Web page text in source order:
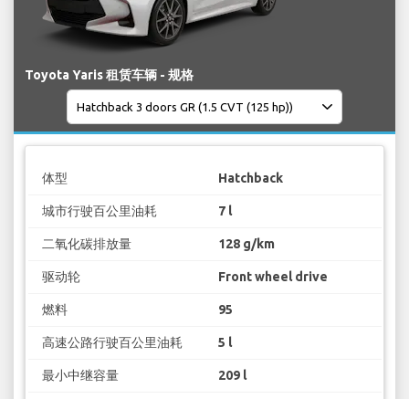
Toyota Yaris 租赁车辆 - 规格
体型 Hatchback
城市行驶百公里油耗 7 l
二氧化碳排放量 128 g/km
驱动轮 Front wheel drive
燃料 95
高速公路行驶百公里油耗 5 l
最小中继容量 209 l